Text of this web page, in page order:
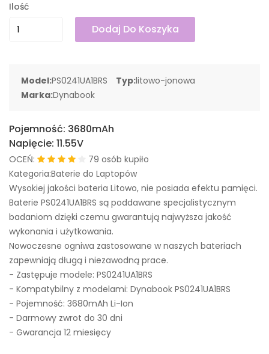
Ilość
Dodaj Do Koszyka
Model:PS0241UA1BRS Typ:litowo-jonowa
Marka:Dynabook
Pojemność: 3680mAh
Napięcie: 11.55V
OCEŃ:
79 osób kupiło
Kategoria:Baterie do Laptopów
Wysokiej jakości bateria Litowo, nie posiada efektu pamięci.
Baterie PS0241UA1BRS są poddawane specjalistycznym
badaniom dzięki czemu gwarantują najwyższa jakość
wykonania i użytkowania.
Nowoczesne ogniwa zastosowane w naszych bateriach
zapewniają długą i niezawodną prace.
- Zastępuje modele: PS0241UA1BRS
- Kompatybilny z modelami: Dynabook PS0241UA1BRS
- Pojemność: 3680mAh Li-Ion
- Darmowy zwrot do 30 dni
- Gwarancja 12 miesięcy